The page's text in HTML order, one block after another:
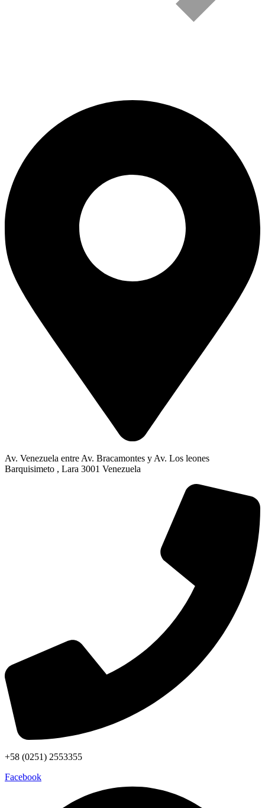
Av. Venezuela entre Av. Bracamontes y Av. Los leones
Barquisimeto , Lara 3001 Venezuela
+58 (0251) 2553355
Facebook